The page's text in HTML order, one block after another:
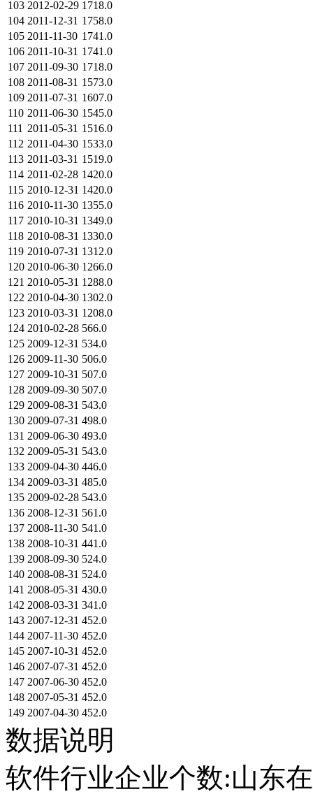
103 2012-02-29 1718.0
104 2011-12-31 1758.0
105 2011-11-30 1741.0
106 2011-10-31 1741.0
107 2011-09-30 1718.0
108 2011-08-31 1573.0
109 2011-07-31 1607.0
110 2011-06-30 1545.0
111 2011-05-31 1516.0
112 2011-04-30 1533.0
113 2011-03-31 1519.0
114 2011-02-28 1420.0
115 2010-12-31 1420.0
116 2010-11-30 1355.0
117 2010-10-31 1349.0
118 2010-08-31 1330.0
119 2010-07-31 1312.0
120 2010-06-30 1266.0
121 2010-05-31 1288.0
122 2010-04-30 1302.0
123 2010-03-31 1208.0
124 2010-02-28 566.0
125 2009-12-31 534.0
126 2009-11-30 506.0
127 2009-10-31 507.0
128 2009-09-30 507.0
129 2009-08-31 543.0
130 2009-07-31 498.0
131 2009-06-30 493.0
132 2009-05-31 543.0
133 2009-04-30 446.0
134 2009-03-31 485.0
135 2009-02-28 543.0
136 2008-12-31 561.0
137 2008-11-30 541.0
138 2008-10-31 441.0
139 2008-09-30 524.0
140 2008-08-31 524.0
141 2008-05-31 430.0
142 2008-03-31 341.0
143 2007-12-31 452.0
144 2007-11-30 452.0
145 2007-10-31 452.0
146 2007-07-31 452.0
147 2007-06-30 452.0
148 2007-05-31 452.0
149 2007-04-30 452.0
数据说明
软件行业企业个数:山东